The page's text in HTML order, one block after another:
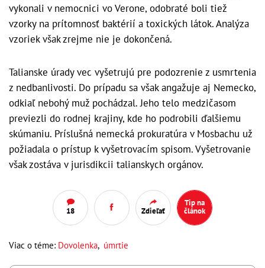
vykonali v nemocnici vo Verone, odobraté boli tiež
vzorky na prítomnosť baktérií a toxických látok. Analýza
vzoriek však zrejme nie je dokončená.
Talianske úrady vec vyšetrujú pre podozrenie z usmrtenia
z nedbanlivosti. Do prípadu sa však angažuje aj Nemecko,
odkiaľ nebohý muž pochádzal. Jeho telo medzičasom
previezli do rodnej krajiny, kde ho podrobili ďalšiemu
skúmaniu. Príslušná nemecká prokuratúra v Mosbachu už
požiadala o prístup k vyšetrovacím spisom. Vyšetrovanie
však zostáva v jurisdikcii talianskych orgánov.
18 Zdieľať
Tip na
článok
Viac o téme: Dovolenka, úmrtie